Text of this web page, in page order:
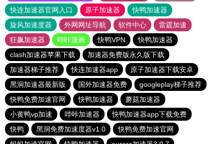
快连加速器官网入口
原子加速器
快鸭加速器
旋风加速度器
外网网址导航 软件中心
雷霆加速
狂飙加速器
哔咔漫画 快鸭VPN
快鸭加速器
clash加速器苹果下载
加速器免费版永久版下载
加速器梯子推荐
快连加速器app
原子加速器下载安卓
黑洞加速器最新版
国外加速器免费
googleplay梯子推荐
快鸭免费加速官网
快鸭加速器
蘑菇加速器
小黄鸭vp加速
哔咔加速器
快鸭加速器app下载免费
快鸭
黑洞免费加速度器v1.0
快鸭免费加速官网